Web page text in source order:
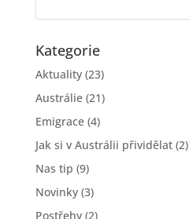
Kategorie
Aktuality(23)
Austrálie(21)
Emigrace(4)
Jak si v Austrálii přividělat(2)
Nas tip (9)
Novinky(3)
Postřehy(2)